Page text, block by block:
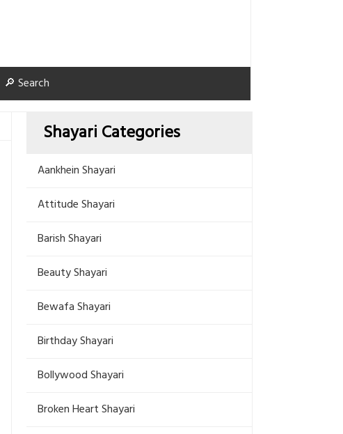
🔎 Search
Shayari Categories
Aankhein Shayari
Attitude Shayari
Barish Shayari
Beauty Shayari
Bewafa Shayari
Birthday Shayari
Bollywood Shayari
Broken Heart Shayari